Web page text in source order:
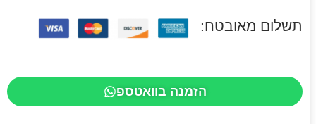
תשלום מאובטח:
הזמנה בוואטספ